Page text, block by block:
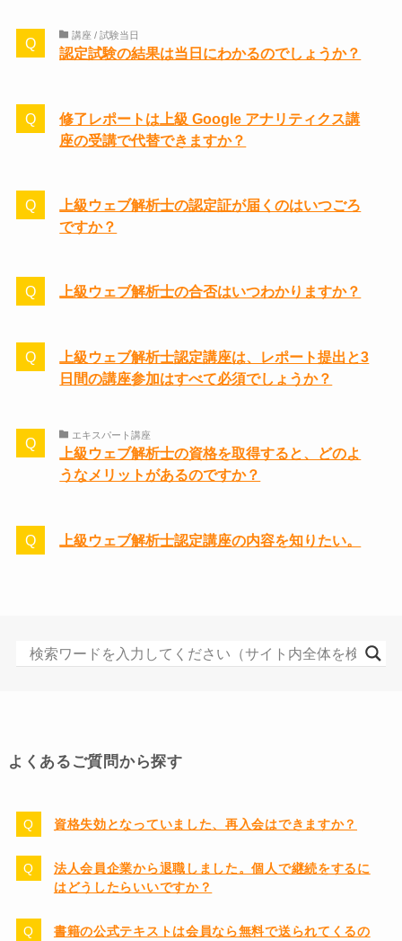
講座 / 試験当日
認定試験の結果は当日にわかるのでしょうか？
修了レポートは上級 Google アナリティクス講
座の受講で代替できますか？
上級ウェブ解析士の認定証が届くのはいつごろ
ですか？
上級ウェブ解析士の合否はいつわかりますか？
上級ウェブ解析士認定講座は、レポート提出と3
日間の講座参加はすべて必須でしょうか？
エキスパート講座
上級ウェブ解析士の資格を取得すると、どのよ
うなメリットがあるのですか？
上級ウェブ解析士認定講座の内容を知りたい。
よくあるご質問から探す
資格失効となっていました、再入会はできますか？
法人会員企業から退職しました。個人で継続をするに
はどうしたらいいですか？
書籍の公式テキストは会員なら無料で送られてくるの